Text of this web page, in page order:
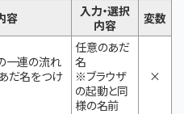
容
入力・選択
内容
変数
一連の流れ
だ名をつけ
任意のあだ
名
※ブラウザ
の起動と同
様の名前
×